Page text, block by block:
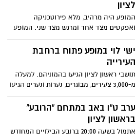
לציון
המופע היה מרהיב, מלא פירוטכניקה
ואפקטים מצד אחד ומרגש מצד שני. המופע
מצייר את סיפורה של העיר לאורך 130 שנה
ולקחו בו חלק למעלה מ-1,000 משתתפים,
זמרים, הרכבים, להקות מחול, מקהלות,
ישי לוי במופע פתוח ברחבת
העירייה
תושבי ראשון לציון הגיעו בהמוניהם. למעלה
מ-3,000 צעירים, מבוגרים, נערות ונערים הגיעו
לכיכר העירייה מילאו עד אפס מקום את
הרחבה ונהנו מהופעתו של האמן ישי לוי.
ערב ט"ו באב במתחם "הרובע"
בראשון לציון
אתמול בשעה 20:00 ברובע הבילויים המחודש